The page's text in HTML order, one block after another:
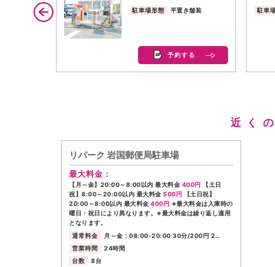
駐車場形態 平置き舗装
予約する
駐車
近く
リパーク 岩国郵便局駐車場
最大料金：
【月～金】20:00～8:00以内 最大料金 400円
【土日
祝】8:00～20:00以内 最大料金 500円
【土日祝】
20:00～8:00以内 最大料金 400円 ※最大料金は入庫時の
曜日・祝日により異なります。※最大料金は繰り返し適用
となります。
通常料金
月～金：08:00-20:00 30分/200円 2…
営業時間
24時間
台数
8台